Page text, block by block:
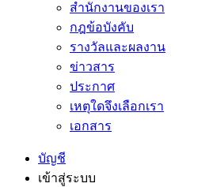
สำนักงานของเรา
กฎข้อบังคับ
รางวัลและผลงาน
ข่าวสาร
ประกาศ
เหตุใดจึงเลือกเรา
เอกสาร
บัญชี
เข้าสู่ระบบ